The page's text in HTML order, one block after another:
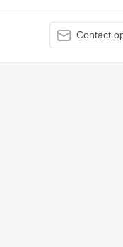
Contact